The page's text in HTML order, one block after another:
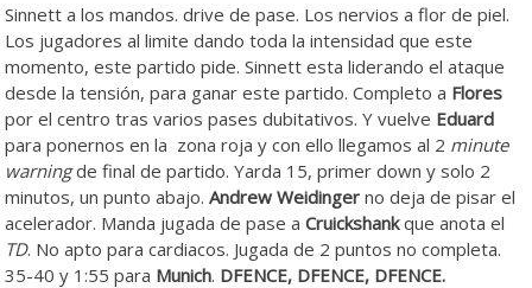
Sinnett a los mandos. drive de pase. Los nervios a flor de piel.
Los jugadores al limite dando toda la intensidad que este
momento, este partido pide. Sinnett esta liderando el ataque
desde la tensión, para ganar este partido. Completo a Flores
por el centro tras varios pases dubitativos. Y vuelve Eduard
para ponernos en la zona roja y con ello llegamos al 2 minute
warningde final de partido. Yarda 15, primer down y solo 2
minutos, un punto abajo.Andrew Weidinger no deja de pisar el
acelerador. Manda jugada de pase aCruickshankque anota el
TD. No apto para cardiacos. Jugada de 2 puntos no completa.
35-40 y 1:55 para Munich. DFENCE, DFENCE, DFENCE.